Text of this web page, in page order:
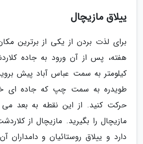
ییلاق مازیچال
برای لذت بردن از یکی از برترین
هفته، پس از آن ورود به جاده
کیلومتر به سمت عباس آباد پیش
طویدره به سمت چپ که جاده ای
حرکت کنید. از این نقطه به بعد می
دارد و ییلاق روستائیان و دامداران